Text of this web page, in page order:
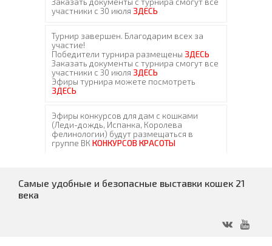
Самые удобные и безопасные выставки кошек 21
века